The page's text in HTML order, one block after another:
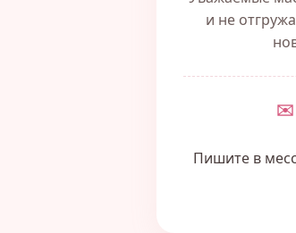
и не
✉️
Пишите в